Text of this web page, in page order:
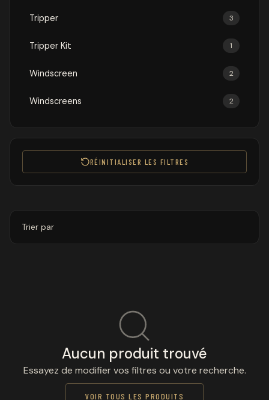
Tripper 3
Tripper Kit 1
Windscreen 2
Windscreens 2
RÉINITIALISER LES FILTRES
Trier par
Aucun produit trouvé
Essayez de modifier vos filtres ou votre recherche.
VOIR TOUS LES PRODUITS